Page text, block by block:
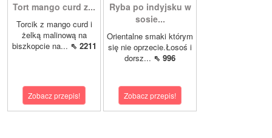
Tort mango curd z...
Torcik z mango curd i
żelką malinową na
biszkopcie na... ⇖ 2211
Zobacz przepis!
Ryba po indyjsku w
sosie...
Orientalne smaki którym
się nie oprzecie.Łosoś i
dorsz... ⇖ 996
Zobacz przepis!